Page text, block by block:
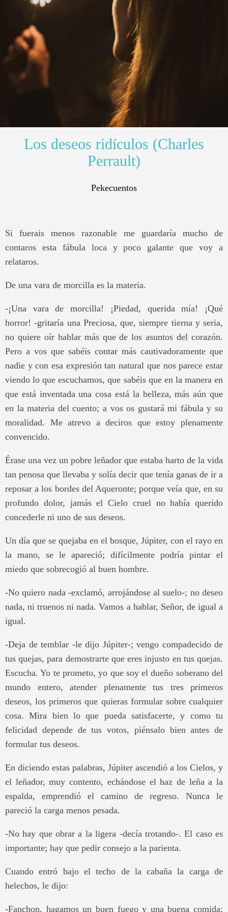
Los deseos ridículos (Charles
Perrault)
Pekecuentos
Si fuerais menos razonable me guardaría mucho de
contaros esta fábula loca y poco galante que voy a
relataros.
De una vara de morcilla es la materia.
-¡Una vara de morcilla! ¡Piedad, querida mía! ¡Qué
horror! -gritaría una Preciosa, que, siempre tierna y seria,
no quiere oír hablar más que de los asuntos del corazón.
Pero a vos que sabéis contar más cautivadoramente que
nadie y con esa expresión tan natural que nos parece estar
viendo lo que escuchamos, que sabéis que en la manera en
que está inventada una cosa está la belleza, más aún que
en la materia del cuento; a vos os gustará mi fábula y su
moralidad. Me atrevo a deciros que estoy plenamente
convencido.
Érase una vez un pobre leñador que estaba harto de la vida
tan penosa que llevaba y solía decir que tenía ganas de ir a
reposar a los bordes del Aqueronte; porque veía que, en su
profundo dolor, jamás el Cielo cruel no había querido
concederle ni uno de sus deseos.
Un día que se quejaba en el bosque, Júpiter, con el rayo en
la mano, se le apareció; difícilmente podría pintar el
miedo que sobrecogió al buen hombre.
-No quiero nada -exclamó, arrojándose al suelo-; no deseo
nada, ni truenos ni nada. Vamos a hablar, Señor, de igual a
igual.
-Deja de temblar -le dijo Júpiter-; vengo compadecido de
tus quejas, para demostrarte que eres injusto en tus quejas.
Escucha. Yo te prometo, yo que soy el dueño soberano del
mundo entero, atender plenamente tus tres primeros
deseos, los primeros que quieras formular sobre cualquier
cosa. Mira bien lo que pueda satisfacerte, y como tu
felicidad depende de tus votos, piénsalo bien antes de
formular tus deseos.
En diciendo estas palabras, Júpiter ascendió a los Cielos, y
el leñador, muy contento, echándose el haz de leña a la
espalda, emprendió el camino de regreso. Nunca le
pareció la carga menos pesada.
-No hay que obrar a la ligera -decía trotando-. El caso es
importante; hay que pedir consejo a la parienta.
Cuando entró bajo el techo de la cabaña la carga de
helechos, le dijo:
-Fanchon, hagamos un buen fuego y una buena comida;